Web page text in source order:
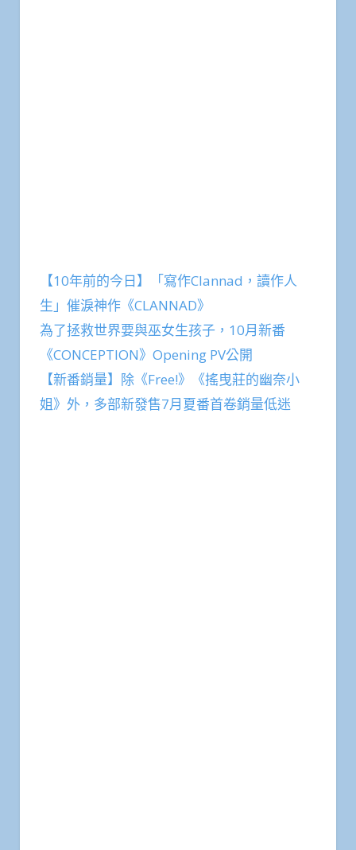
【10年前的今日】「寫作Clannad，讀作人
生」催淚神作《CLANNAD》
為了拯救世界要與巫女生孩子，10月新番
《CONCEPTION》Opening PV公開
【新番銷量】除《Free!》《搖曳莊的幽奈小
姐》外，多部新發售7月夏番首卷銷量低迷